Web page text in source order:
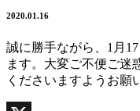
2020.01.16
誠に勝手ながら、1月
ます。大変ご不便ご迷
くださいますようお願